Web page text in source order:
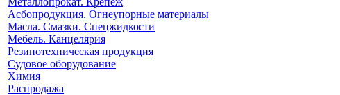
Асбопродукция. Огнеупорные материалы
Масла. Смазки. Спецжидкости
Мебель. Канцелярия
Резинотехническая продукция
Судовое оборудование
Химия
Распродажа